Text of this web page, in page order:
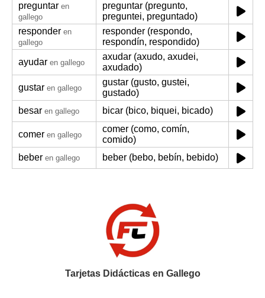
preguntar en
gallego
preguntar (pregunto,
preguntei, preguntado)
responder en
gallego
responder (respondo,
respondín, respondido)
ayudar en gallego
axudar (axudo, axudei,
axudado)
gustar en gallego
gustar (gusto, gustei,
gustado)
besar en gallego bicar (bico, biquei, bicado)
comer en gallego
comer (como, comín,
comido)
beber en gallego beber (bebo, bebín, bebido)
Tarjetas Didácticas en Gallego